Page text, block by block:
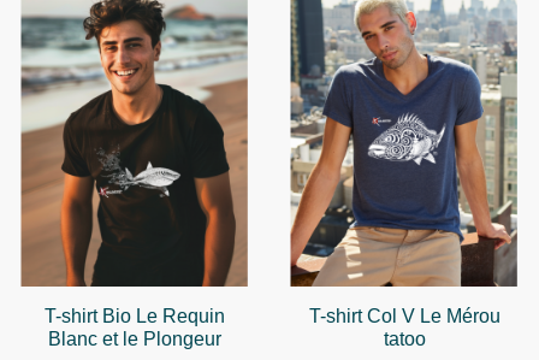
T-shirt Bio Le Requin
Blanc et le Plongeur
T-shirt Col V Le Mérou
tatoo